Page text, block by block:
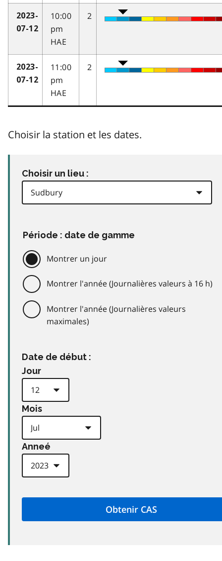
2023-
07-12
10:00
pm
HAE
2
2023-
07-12
11:00
pm
HAE
2
Choisir la station et les dates.
Choisir un lieu :
Période : date de gamme
Montrer un jour
Montrer l'année (Journalières valeurs à 16 h)
Montrer l'année (Journalières valeurs
maximales)
Date de début :
Jour
Mois
Anneé